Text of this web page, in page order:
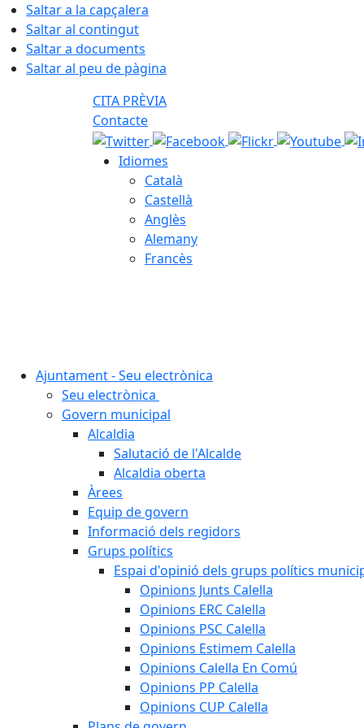
Saltar a la capçalera
Saltar al contingut
Saltar a documents
Saltar al peu de pàgina
CITA PRÈVIA
Contacte
Idiomes
Català
Castellà
Anglès
Alemany
Francès
Ajuntament - Seu electrònica
Seu electrònica
Govern municipal
Alcaldia
Salutació de l'Alcalde
Alcaldia oberta
Àrees
Equip de govern
Informació dels regidors
Grups polítics
Espai d'opinió dels grups polítics
Opinions Junts Calella
Opinions ERC Calella
Opinions PSC Calella
Opinions Estimem Calella
Opinions Calella En Comú
Opinions PP Calella
Opinions CUP Calella